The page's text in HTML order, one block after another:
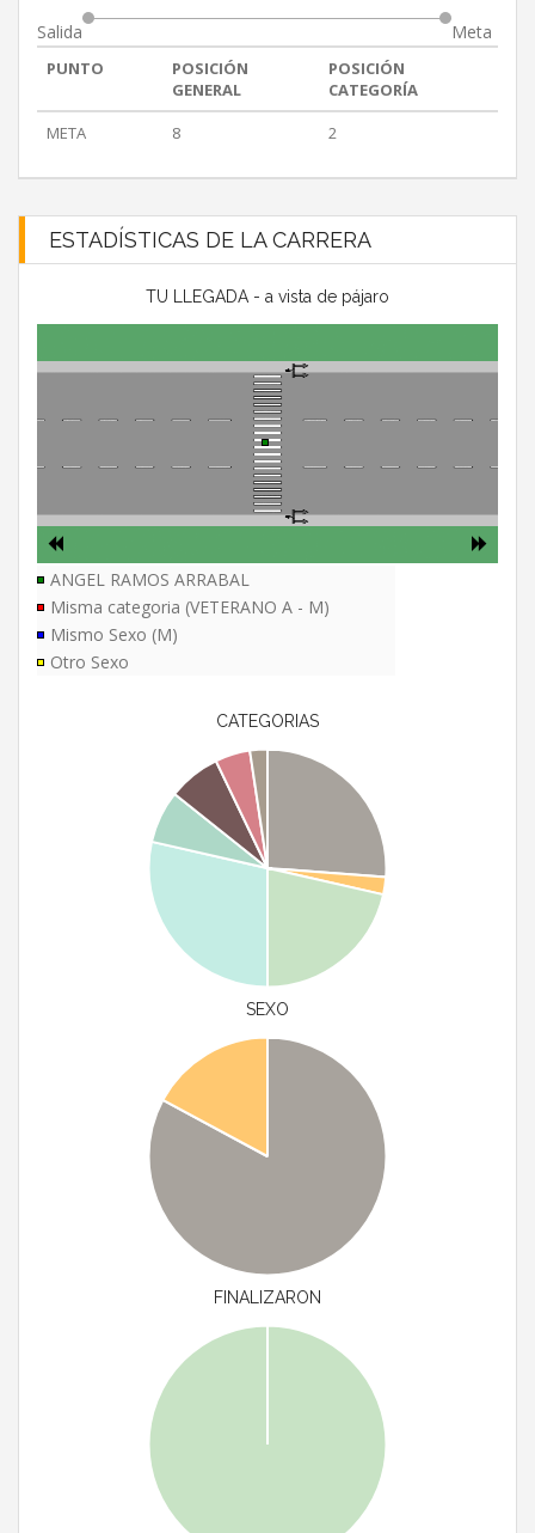
Salida Meta
PUNTO
POSICIÓN
GENERAL
POSICIÓN
CATEGORÍA
META
8 2
ESTADÍSTICAS DE LA CARRERA
TU LLEGADA - a vista de pájaro
ANGEL RAMOS ARRABAL
Misma categoria (VETERANO A - M)
Mismo Sexo (M)
Otro Sexo
CATEGORIAS
SEXO
FINALIZARON